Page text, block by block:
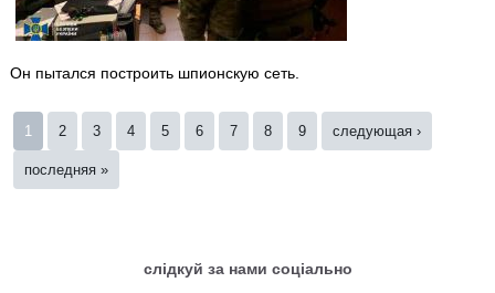
Он пытался построить шпионскую сеть.
Страницы
1 2 3 4 5 6 7 8 9 следующая ›
последняя »
слідкуй за нами соціально